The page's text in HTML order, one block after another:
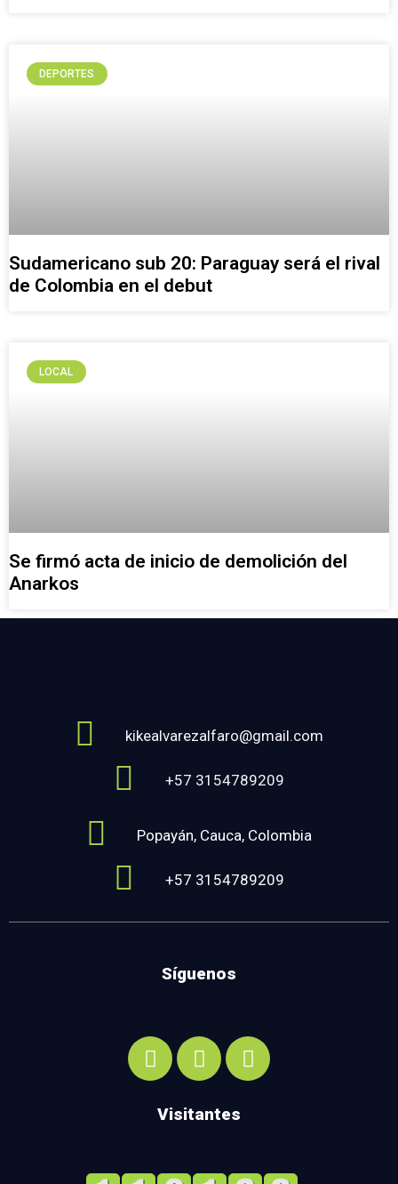
DEPORTES
Sudamericano sub 20: Paraguay será el rival
de Colombia en el debut
LOCAL
Se firmó acta de inicio de demolición del
Anarkos
kikealvarezalfaro@gmail.com
+57 3154789209
Popayán, Cauca, Colombia
+57 3154789209
Síguenos
Visitantes